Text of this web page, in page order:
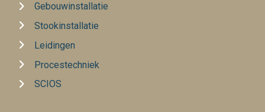
Gebouwinstallatie
Stookinstallatie
Leidingen
Procestechniek
SCIOS